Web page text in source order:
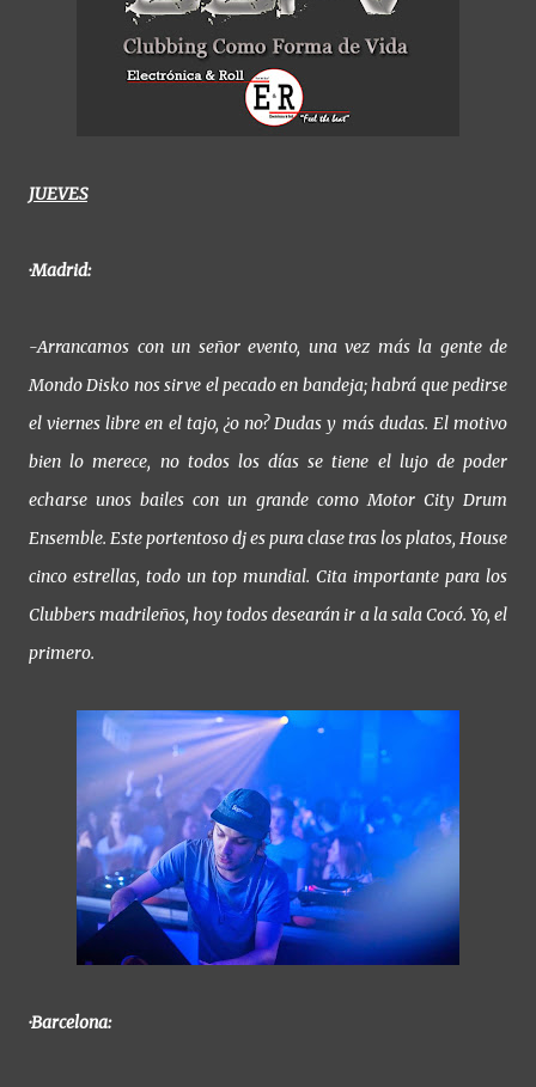
JUEVES
·Madrid:
-Arrancamos con un señor evento, una vez más la gente de
Mondo Disko nos sirve el pecado en bandeja; habrá que pedirse
el viernes libre en el tajo, ¿o no? Dudas y más dudas. El motivo
bien lo merece, no todos los días se tiene el lujo de poder
echarse unos bailes con un grande como Motor City Drum
Ensemble. Este portentoso dj es pura clase tras los platos, House
cinco estrellas, todo un top mundial. Cita importante para los
Clubbers madrileños, hoy todos desearán ir a la sala Cocó. Yo, el
primero.
·Barcelona: